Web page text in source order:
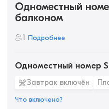
Одноместный
балконом
1 Подробнее
Одноместный номер
Завтрак включён
Что включено?